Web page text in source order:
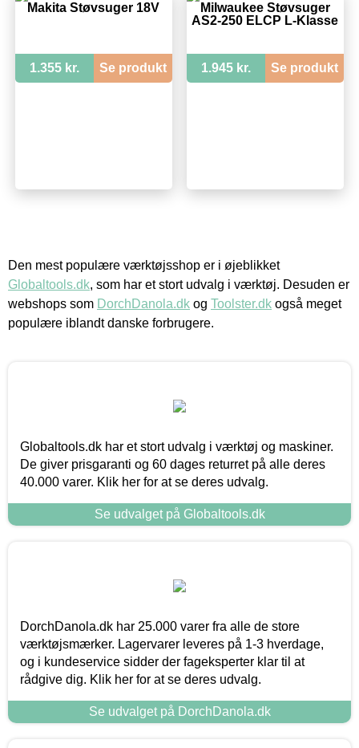
Makita Støvsuger 18V
1.355 kr. Se produkt
Milwaukee Støvsuger
AS2-250 ELCP L-Klasse
1.945 kr. Se produkt
Den mest populære værktøjsshop er i øjeblikket
Globaltools.dk, som har et stort udvalg i værktøj. Desuden er
webshops som DorchDanola.dk og Toolster.dk også meget
populære iblandt danske forbrugere.
Globaltools.dk har et stort udvalg i værktøj og maskiner.
De giver prisgaranti og 60 dages returret på alle deres
40.000 varer. Klik her for at se deres udvalg.
Se udvalget på Globaltools.dk
DorchDanola.dk har 25.000 varer fra alle de store
værktøjsmærker. Lagervarer leveres på 1-3 hverdage,
og i kundeservice sidder der fageksperter klar til at
rådgive dig. Klik her for at se deres udvalg.
Se udvalget på DorchDanola.dk